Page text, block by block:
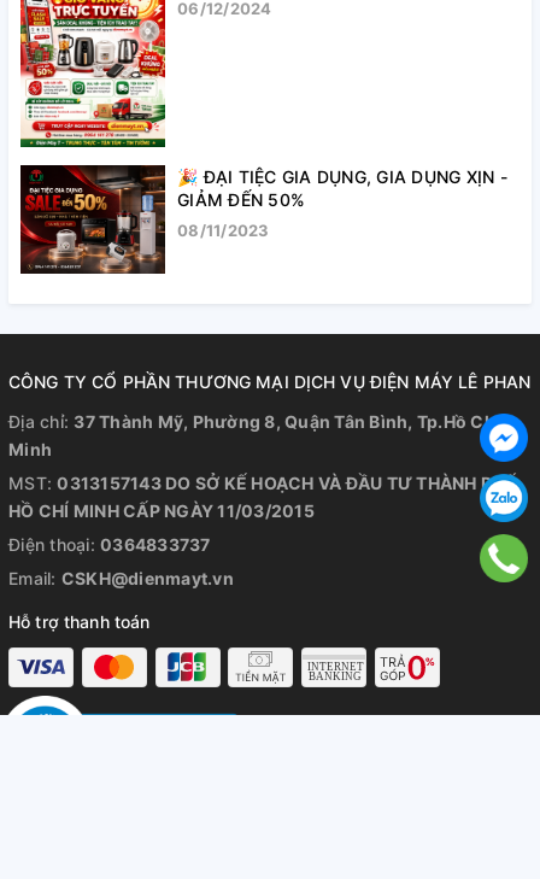
06/12/2024
🎉 ĐẠI TIỆC GIA DỤNG, GIA DỤNG XỊN -
GIẢM ĐẾN 50%
08/11/2023
CÔNG TY CỔ PHẦN THƯƠNG MẠI DỊCH VỤ ĐIỆN MÁY LÊ PHAN
Địa chỉ: 37 Thành Mỹ, Phường 8, Quận Tân Bình, Tp.Hồ Chí
Minh
MST:0313157143 DO SỞ KẾ HOẠCH VÀ ĐẦU TƯ THÀNH PHỐ
HỒ CHÍ MINH CẤP NGÀY 11/03/2015
Điện thoại: 0364833737
Email: CSKH@dienmayt.vn
Hỗ trợ thanh toán